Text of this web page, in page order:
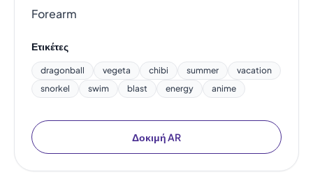
Forearm
Ετικέτες
dragonball vegeta chibi summer
vacation
snorkel
swim blast energy anime
Δοκιμή AR